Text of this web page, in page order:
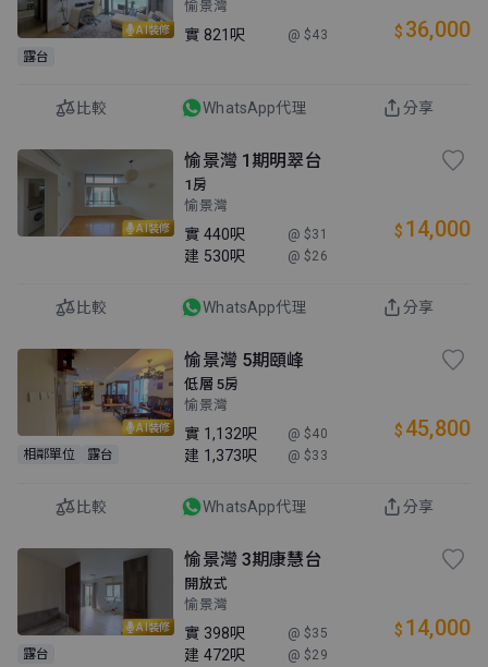
AI裝修
露台
愉景灣
實 821呎 @ $43 $ 36,000
比較 WhatsApp代理 分享
AI裝修
愉景灣 1期明翠台
1房
愉景灣
實 440呎 @ $31
建 530呎 @ $26
$ 14,000
比較 WhatsApp代理 分享
AI裝修
相鄰單位 露台
愉景灣 5期頤峰
低層 5房
愉景灣
實 1,132呎 @ $40
建 1,373呎 @ $33
$ 45,800
比較 WhatsApp代理 分享
AI裝修
露台
愉景灣 3期康慧台
開放式
愉景灣
實 398呎 @ $35
建 472呎 @ $29
$ 14,000